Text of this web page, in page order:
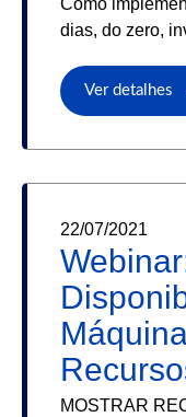
Como
dias, do zero,
Ver
22/07/2021
MOSTRAR